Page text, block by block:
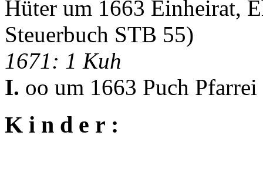
Hüter um 1663 Einheirat,
Steuerbuch STB 55)
1671: 1 Kuh
I. oo um 1663 Puch Pfarrei
K i n d e r :